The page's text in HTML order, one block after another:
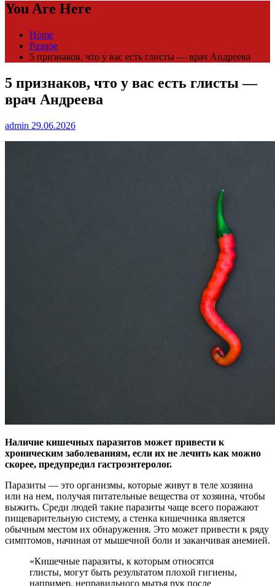
You Are Here
Home
Разное
5 признаков, что у вас есть глисты — врач Андреева
5 признаков, что у вас есть глисты —
врач Андреева
admin 29.06.2026
Наличие кишечных паразитов может привести к
хроническим заболеваниям, если их не лечить как можно
скорее, предупредил гастроэнтеролог.
Паразиты — это организмы, которые живут в теле хозяина
или на нем, получая питательные вещества от хозяина, чтобы
выжить. Среди людей такие паразиты чаще всего поражают
пищеварительную систему, а стенка кишечника является
обычным местом их обнаружения. Это может привести к ряду
симптомов, начиная от мышечной боли и заканчивая анемией.
«Кишечные паразиты, к которым относятся
глисты, могут быть результатом плохой гигиены,
например, неправильного мытья рук после